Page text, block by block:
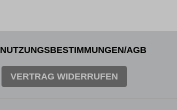
NUTZUNGSBESTIMMUNGEN/AGB
VERTRAG WIDERRUFEN